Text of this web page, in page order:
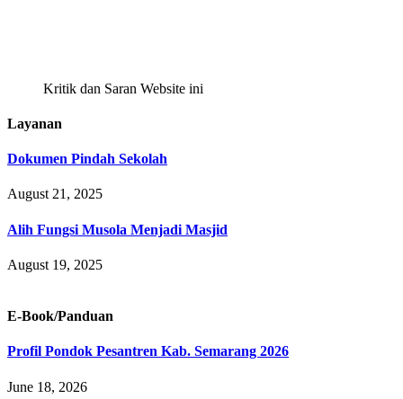
Kritik dan Saran Website ini
Layanan
Dokumen Pindah Sekolah
August 21, 2025
Alih Fungsi Musola Menjadi Masjid
August 19, 2025
E-Book/Panduan
Profil Pondok Pesantren Kab. Semarang 2026
June 18, 2026